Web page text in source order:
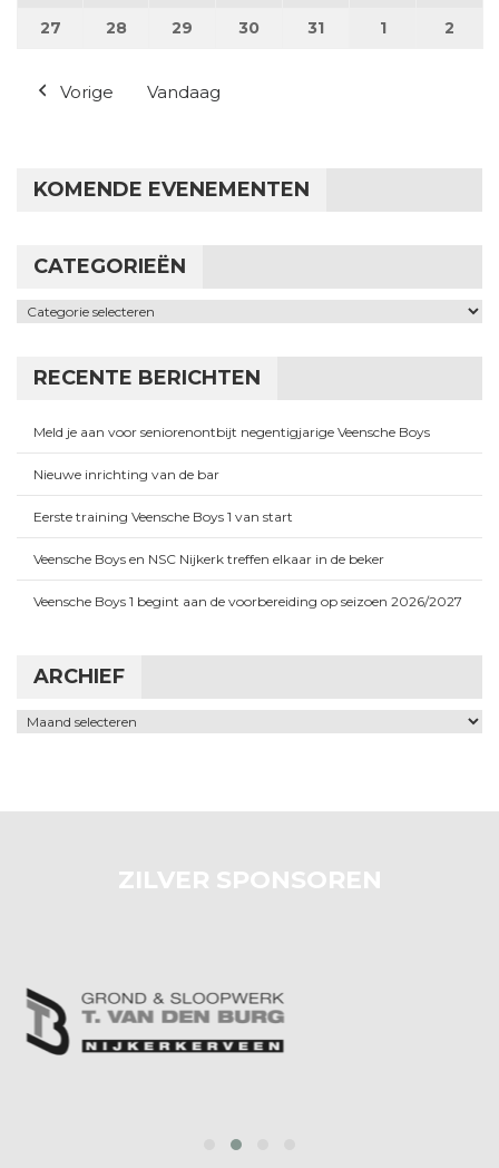
27 27 juli 2026
28 28 juli 2026
29 29 juli 2026
30 30 juli 2026
31 31 juli 2026
11 augustus
2
Vorige Vandaag
KOMENDE EVENEMENTEN
CATEGORIEËN
Categorieën
RECENTE BERICHTEN
Meld je aan voor seniorenontbijt negentigjarige Veensche Boys
Nieuwe inrichting van de bar
Eerste training Veensche Boys 1 van start
Veensche Boys en NSC Nijkerk treffen elkaar in de beker
Veensche Boys 1 begint aan de voorbereiding op seizoen 2026/2027
ARCHIEF
Archief
ZILVER SPONSOREN
prev